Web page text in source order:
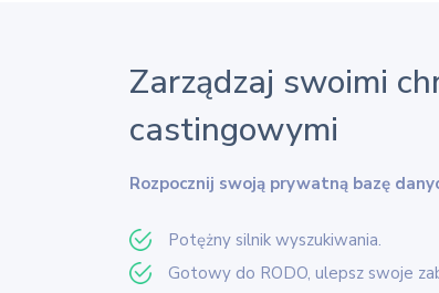
Zarządzaj swoimi
castingowymi
Rozpocznij swoją prywatną bazę
Potężny silnik wyszukiwania.
Gotowy do RODO, ulepsz swoje